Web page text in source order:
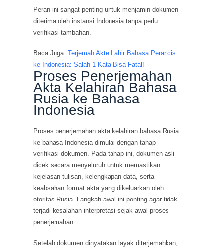
Peran ini sangat penting untuk menjamin dokumen
diterima oleh instansi Indonesia tanpa perlu
verifikasi tambahan.
Baca Juga:Terjemah Akte Lahir Bahasa Perancis
ke Indonesia: Salah 1 Kata Bisa Fatal!
Proses Penerjemahan
Akta Kelahiran Bahasa
Rusia ke Bahasa
Indonesia
Proses penerjemahan akta kelahiran bahasa Rusia
ke bahasa Indonesia dimulai dengan tahap
verifikasi dokumen. Pada tahap ini, dokumen asli
dicek secara menyeluruh untuk memastikan
kejelasan tulisan, kelengkapan data, serta
keabsahan format akta yang dikeluarkan oleh
otoritas Rusia. Langkah awal ini penting agar tidak
terjadi kesalahan interpretasi sejak awal proses
penerjemahan.
Setelah dokumen dinyatakan layak diterjemahkan,